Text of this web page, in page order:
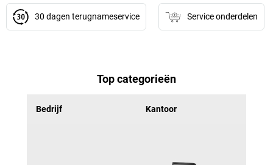
30 dagen terugnameservice Service onderdelen
Top categorieën
Bedrijf Kantoor